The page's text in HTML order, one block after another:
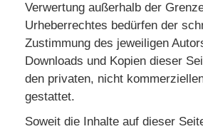
Verwertung außerhalb der
Urheberrechtes bedürfen der
Zustimmung des jeweiligen
Downloads und Kopien dieser
den privaten, nicht
gestattet.
Soweit die Inhalte auf dieser